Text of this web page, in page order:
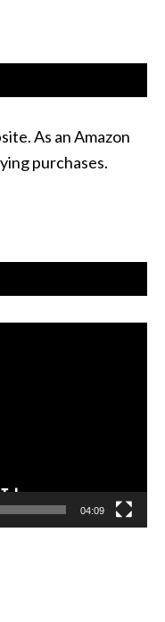
As an Amazon
purchases.
04:09